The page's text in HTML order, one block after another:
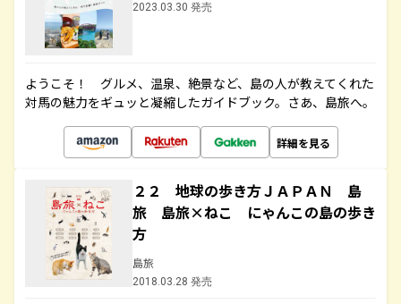
2023.03.30 発売
ようこそ！ グルメ、温泉、絶景など、島の人が教えてくれた
対馬の魅力をギュッと凝縮したガイドブック。さあ、島旅へ。
詳細を見る
２２ 地球の歩き方ＪＡＰＡＮ 島
旅 島旅×ねこ にゃんこの島の歩き
方
島旅
2018.03.28 発売